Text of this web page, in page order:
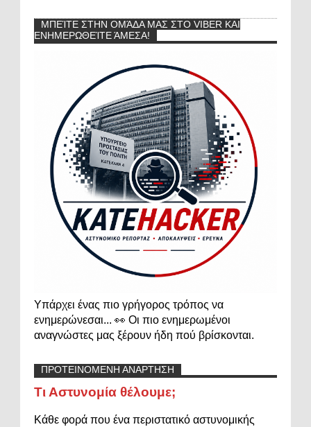
ΜΠΕΊΤΕ ΣΤΗΝ ΟΜΆΔΑ ΜΑΣ ΣΤΟ VIBER ΚΑΙ
ΕΝΗΜΕΡΩΘΕΊΤΕ ΆΜΕΣΑ!
Υπάρχει ένας πιο γρήγορος τρόπος να
ενημερώνεσαι... 👀 Οι πιο ενημερωμένοι
αναγνώστες μας ξέρουν ήδη πού βρίσκονται.
ΠΡΟΤΕΙΝΟΜΕΝΗ ΑΝΑΡΤΗΣΗ
Τι Αστυνομία θέλουμε;
Κάθε φορά που ένα περιστατικό αστυνομικής